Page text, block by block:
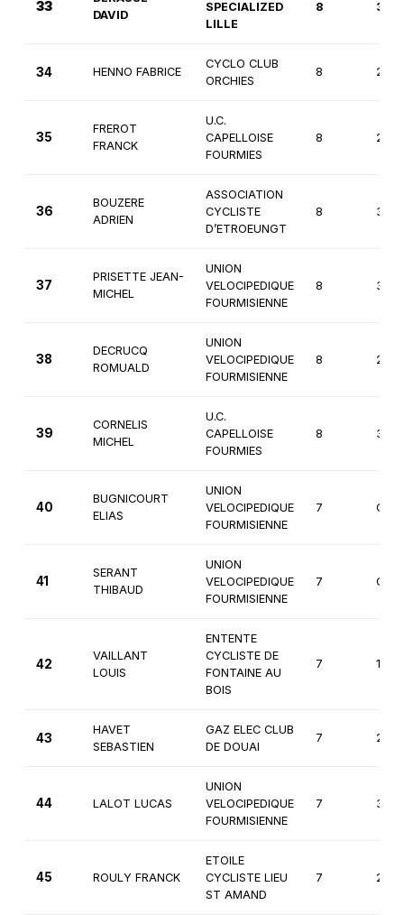
33
DAVID
SPECIALIZED
LILLE
8
34 HENNO FABRICE
CYCLO CLUB
ORCHIES
8
35
FREROT
FRANCK
U.C.
CAPELLOISE
FOURMIES
8
36
BOUZERE
ADRIEN
ASSOCIATION
CYCLISTE
D’ETROEUNGT
8
37
PRISETTE JEAN-
MICHEL
UNION
VELOCIPEDIQUE
FOURMISIENNE
8
38
DECRUCQ
ROMUALD
UNION
VELOCIPEDIQUE
FOURMISIENNE
8
39
CORNELIS
MICHEL
U.C.
CAPELLOISE
FOURMIES
8
40
BUGNICOURT
ELIAS
UNION
VELOCIPEDIQUE
FOURMISIENNE
7
41
SERANT
THIBAUD
UNION
VELOCIPEDIQUE
FOURMISIENNE
7
42
VAILLANT
LOUIS
ENTENTE
CYCLISTE DE
FONTAINE AU
BOIS
7 1ère
43
HAVET
SEBASTIEN
GAZ ELEC CLUB
DE DOUAI
7
44 LALOT LUCAS
UNION
VELOCIPEDIQUE
FOURMISIENNE
7
45 ROULY FRANCK
ETOILE
CYCLISTE LIEU
ST AMAND
7